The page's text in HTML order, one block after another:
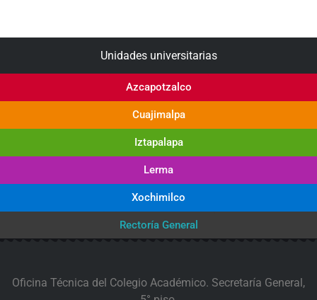
Unidades universitarias
Azcapotzalco
Cuajimalpa
Iztapalapa
Lerma
Xochimilco
Rectoría General
Oficina Técnica del Colegio Académico. Secretaría General,